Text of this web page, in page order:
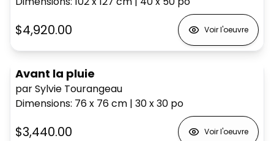
$4,920.00 Voir l'oeuvre
Avant la pluie
par Sylvie Tourangeau
Dimensions: 76 x 76cm | 30 x 30 po
$3,440.00 Voir l'oeuvre